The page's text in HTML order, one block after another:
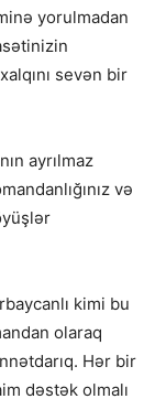
yorulmadan
sevən bir
ayrılmaz
və
kimi bu
olaraq
Hər bir
dəstək olmalı